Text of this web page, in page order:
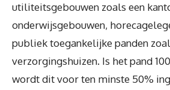
utiliteitsgebouwen zoals een
onderwijsgebouwen,
publiek toegankelijke panden
verzorgingshuizen. Is het pand
wordt dit voor ten minste 50%